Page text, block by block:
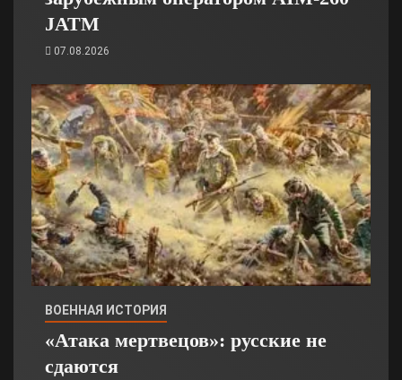
JATM
07.08.2026
ВОЕННАЯ ИСТОРИЯ
«Атака мертвецов»: русские не
сдаются